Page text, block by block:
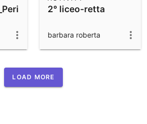
2° liceo-retta
barbara roberta
LOAD MORE